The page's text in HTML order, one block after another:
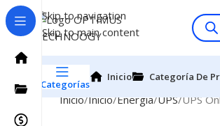
Skip to navigation
Skip to main content
Categorías
Inicio Categoría De
Inicio Inicio Energía UPS UPS